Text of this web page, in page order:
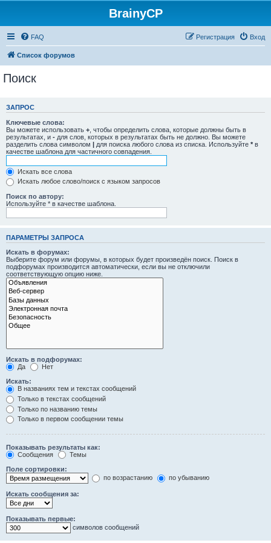
BrainyCP
FAQ Вход
Регистрация
Список форумов
Поиск
ЗАПРОС
Ключевые слова:
Вы можете использовать + , чтобы определить слова, которые должны быть в
результатах, и - для слов, которых в результатах быть не должно. Вы можете
разделить слова символом | для поиска любого слова из списка. Используйте * в
качестве шаблона для частичного совпадения.
Искать все слова
Искать любое слово/поиск с языком запросов
Поиск по автору:
Используйте * в качестве шаблона.
ПАРАМЕТРЫ ЗАПРОСА
Искать в форумах:
Выберите форум или форумы, в которых будет произведён поиск. Поиск в
подфорумах производится автоматически, если вы не отключили
соответствующую опцию ниже.
Искать в подфорумах:
Да
Нет
Искать:
В названиях тем и текстах сообщений
Только в текстах сообщений
Только по названию темы
Только в первом сообщении темы
Показывать результаты как:
Сообщения
Темы
Поле сортировки:
по возрастанию
по убыванию
Искать сообщения за:
Показывать первые:
символов сообщений